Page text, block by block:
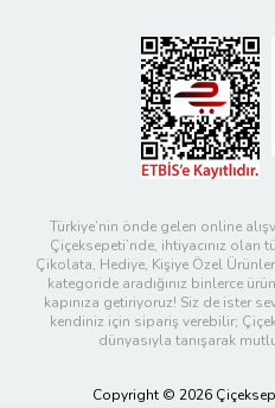
Türkiye’nin önde gelen online
Çiçeksepeti’nde, ihtiyacınız
Çikolata, Hediye, Kişiye Özel
kategoride aradığınız binlerce
kapınıza getiriyoruz! Siz de ister
kendiniz için sipariş verebilir;
dünyasıyla tanışarak
Copyright © 2026